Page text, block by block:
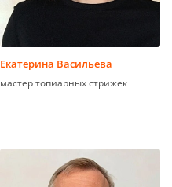
Екатерина Васильева
мастер топиарных стрижек